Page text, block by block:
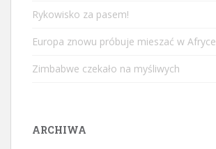
Rykowisko za pasem!
Europa znowu próbuje mieszać w Afryce
Zimbabwe czekało na myśliwych
ARCHIWA